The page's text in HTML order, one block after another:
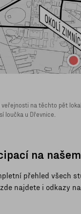
na těchto pět
loučka u Dřevnice.
na
přehled všech
najdete i odkazy